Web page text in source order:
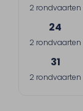
2 rondvaarten
24
2 rondvaarten
31
2 rondvaarten